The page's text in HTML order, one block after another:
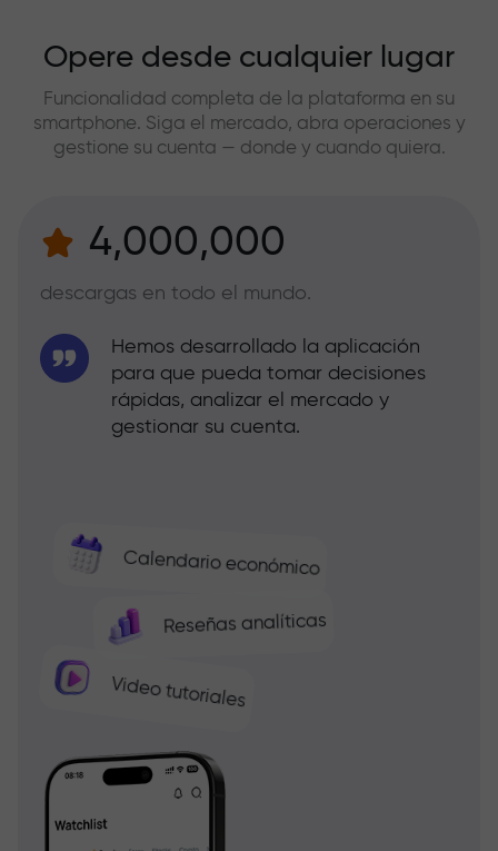
Opere desde cualquier lugar
Funcionalidad completa de la plataforma en su
smartphone. Siga el mercado, abra operaciones y
gestione su cuenta — donde y cuando quiera.
4,000,000
descargas en todo el mundo.
Calendario económico
Reseñas analíticas
Video tutoriales
Hemos desarrollado la aplicación
para que pueda tomar decisiones
rápidas, analizar el mercado y
gestionar su cuenta.